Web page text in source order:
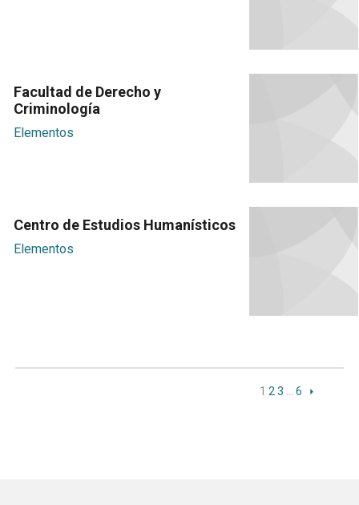
Facultad de Derecho y
Criminología
Elementos
Centro de Estudios Humanísticos
Elementos
1 2 3 6